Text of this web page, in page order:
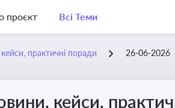
проєкт Всі Теми
практичні поради 26-06-2026
кейси,